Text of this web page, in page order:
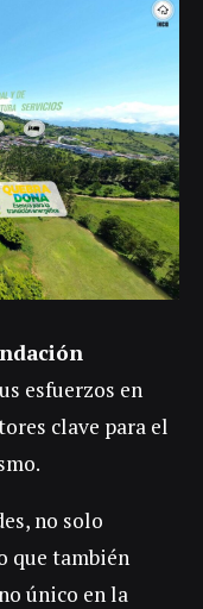
que han
esfuerzos en
clave para el
no solo
que también
único en la